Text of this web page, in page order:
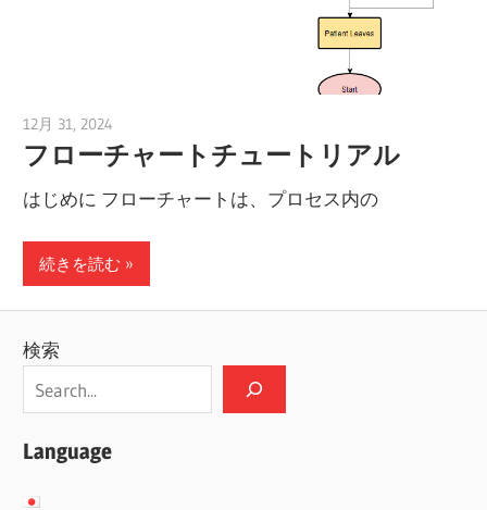
12月 31, 2024
フローチャートチュートリアル
はじめに フローチャートは、プロセス内の
続きを読む
検索
Language